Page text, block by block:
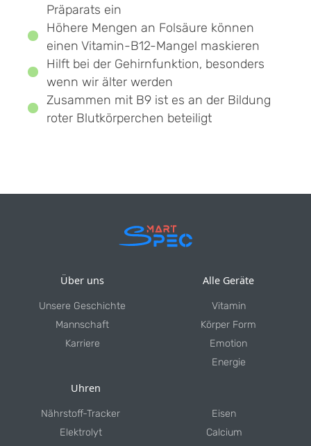
Präparats ein
Höhere Mengen an Folsäure können
einen Vitamin-B12-Mangel maskieren
Hilft bei der Gehirnfunktion, besonders
wenn wir älter werden
Zusammen mit B9 ist es an der Bildung
roter Blutkörperchen beteiligt
Über uns
Unsere Geschichte
Mannschaft
Karriere
Alle Geräte
Vitamin
Körper Form
Emotion
Energie
Uhren
Nährstoff-Tracker
Elektrolyt
Eisen
Calcium